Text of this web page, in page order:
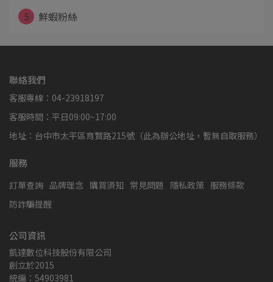
5
鮮蝦粉絲
聯絡我們
客服專線：04-23918197
客服時間：平日09:00~17:00
地址：台中市太平區育賢路215號（此為辦公地址，暫無自取服務）
服務
訂單查詢 品牌理念 購買須知 常見問題 隱私政策 服務條款
防詐騙提醒
公司資訊
凱達數位科技股份有限公司
創立於2015
統編：54903981